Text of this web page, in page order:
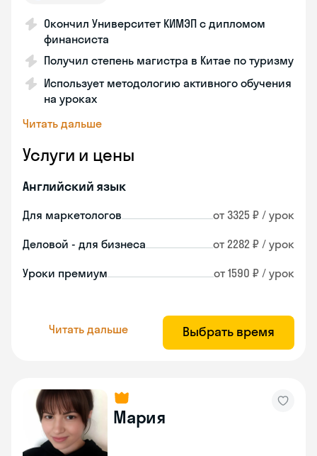
Окончил Университет КИМЭП с дипломом
финансиста
Получил степень магистра в Китае по туризму
Использует методологию активного обучения
на уроках
Читать дальше
Услуги и цены
Английский язык
Для маркетологов от 3325 ₽ / урок
Деловой - для бизнеса от 2282 ₽ / урок
Уроки премиум от 1590 ₽ / урок
Читать дальше Выбрать время
Мария